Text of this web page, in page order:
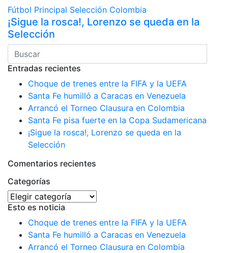
Fútbol Principal Selección Colombia
¡Sigue la rosca!, Lorenzo se queda en la
Selección
Entradas recientes
Choque de trenes entre la FIFA y la UEFA
Santa Fe humilló a Caracas en Venezuela
Arrancó el Torneo Clausura en Colombia
Santa Fe pisa fuerte en la Copa Sudamericana
¡Sigue la rosca!, Lorenzo se queda en la
Selección
Comentarios recientes
Categorías
Categorías
Esto es noticia
Choque de trenes entre la FIFA y la UEFA
Santa Fe humilló a Caracas en Venezuela
Arrancó el Torneo Clausura en Colombia